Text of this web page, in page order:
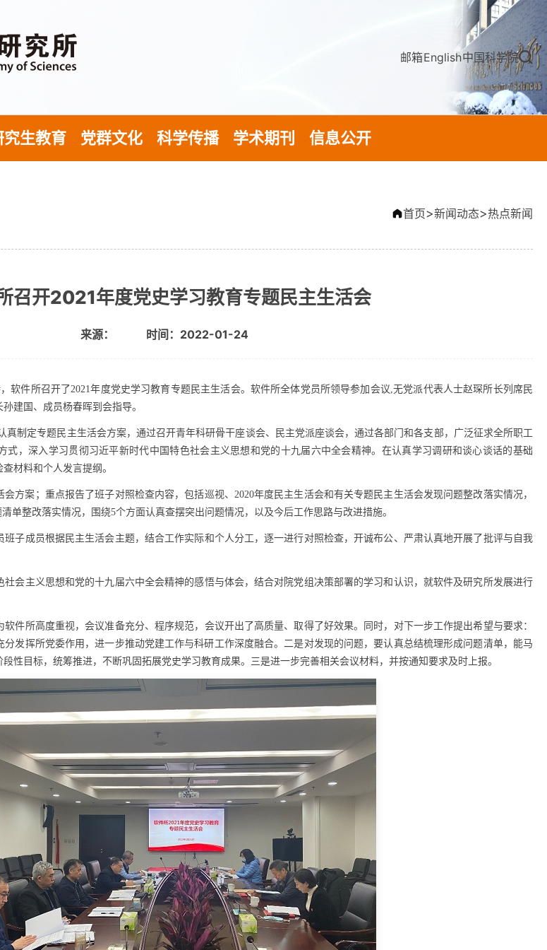
邮箱English中国科学院
究生教育 党群文化 科学传播 学术期刊 信息公开
首页>新闻动态>热点新闻
召开2021年度党史学习教育专题民主生活会
来源： 时间：2022-01-24
软件所召开了2021年度党史学习教育专题民主生活会。软件所全体党员所领导参加会议,无党派代表人士赵琛所长列席民
建国、成员杨春晖到会指导。
真制定专题民主生活会方案，通过召开青年科研骨干座谈会、民主党派座谈会，通过各部门和各支部，广泛征求全所职工
式，深入学习贯彻习近平新时代中国特色社会主义思想和党的十九届六中全会精神。在认真学习调研和谈心谈话的基础
材料和个人发言提纲。
会方案；重点报告了班子对照检查内容，包括巡视、 2020年度民主生活会和有关专题民主生活会发现问题整改落实情况，
单整改落实情况，围绕5个方面认真查摆突出问题情况，以及今后工作思路与改进措施。
子成员根据民主生活会主题，结合工作实际和个人分工，逐一进行对照检查，开诚布公、严肃认真地开展了批评与自我
会主义思想和党的十九届六中全会精神的感悟与体会，结合对院党组决策部署的学习和认识，就软件及研究所发展进行
件所高度重视，会议准备充分、程序规范，会议开出了高质量、取得了好效果。同时，对下一步工作提出希望与要求：
发挥所党委作用，进一步推动党建工作与科研工作深度融合。二是对发现的问题，要认真总结梳理形成问题清单，能马
性目标，统筹推进，不断巩固拓展党史学习教育成果。三是进一步完善相关会议材料，并按通知要求及时上报。